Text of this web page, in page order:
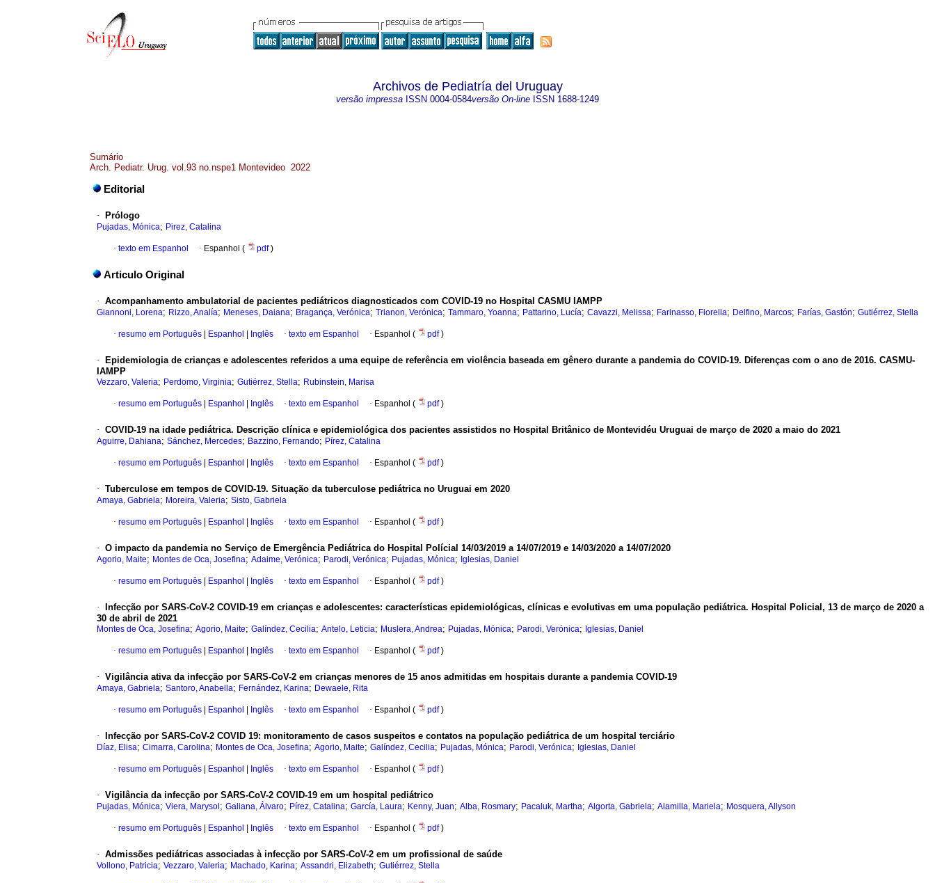
Archivos de Pediatría del Uruguay
versão impressa ISSN 0004-0584versão On-line ISSN 1688-1249
Sumário
Arch. Pediatr. Urug. vol.93 no.nspe1 Montevideo 2022
Editorial
· Prólogo
Pujadas, Mónica; Pirez, Catalina
· texto em Espanhol · Espanhol ( pdf)
Articulo Original
· Acompanhamento ambulatorial de pacientes pediátricos diagnosticados com COVID-19 no Hospital CASMU IAMPP
Giannoni, Lorena; Rizzo, Analía; Meneses, Daiana; Bragança, Verónica; Trianon, Verónica; Tammaro, Yoanna; Pattarino, Lucía; Cavazzi, Melissa; Farinasso, Fiorella; Delfino, Marcos; Farías, Gastón; Gutiérrez, Stella
· resumo em Português Espanhol Inglês · texto em Espanhol · Espanhol ( pdf)
·
Epidemiologia de crianças e adolescentes referidos a uma equipe de referência em violência baseada em gênero durante a pandemia do COVID-19. Diferenças com o ano de 2016. CASMU-
IAMPP
Vezzaro, Valeria; Perdomo, Virginia; Gutiérrez, Stella; Rubinstein, Marisa
· resumo em Português Espanhol Inglês · texto em Espanhol · Espanhol ( pdf)
· COVID-19 na idade pediátrica. Descrição clínica e epidemiológica dos pacientes assistidos no Hospital Britânico de Montevidéu Uruguai de março de 2020 a maio do 2021
Aguirre, Dahiana; Sánchez, Mercedes; Bazzino, Fernando; Pírez, Catalina
· resumo em Português Espanhol Inglês · texto em Espanhol · Espanhol ( pdf)
· Tuberculose em tempos de COVID-19. Situação da tuberculose pediátrica no Uruguai em 2020
Amaya, Gabriela; Moreira, Valeria; Sisto, Gabriela
· resumo em Português Espanhol Inglês · texto em Espanhol · Espanhol ( pdf)
· O impacto da pandemia no Serviço de Emergência Pediátrica do Hospital Polícial 14/03/2019 a 14/07/2019 e 14/03/2020 a 14/07/2020
Agorio, Maite; Montes de Oca, Josefina; Adaime, Verónica; Parodi, Verónica; Pujadas, Mónica; Iglesias, Daniel
· resumo em Português Espanhol Inglês · texto em Espanhol · Espanhol ( pdf)
·
Infecção por SARS-CoV-2 COVID-19 em crianças e adolescentes: características epidemiológicas, clínicas e evolutivas em uma população pediátrica. Hospital Policial, 13 de março de 2020 a
30 de abril de 2021
Montes de Oca, Josefina; Agorio, Maite; Galíndez, Cecilia; Antelo, Leticia; Muslera, Andrea; Pujadas, Mónica; Parodi, Verónica; Iglesias, Daniel
· resumo em Português Espanhol Inglês · texto em Espanhol · Espanhol ( pdf)
· Vigilância ativa da infecção por SARS-CoV-2 em crianças menores de 15 anos admitidas em hospitais durante a pandemia COVID-19
Amaya, Gabriela; Santoro, Anabella; Fernández, Karina; Dewaele, Rita
· resumo em Português Espanhol Inglês · texto em Espanhol · Espanhol ( pdf)
· Infecção por SARS-CoV-2 COVID 19: monitoramento de casos suspeitos e contatos na população pediátrica de um hospital terciário
Díaz, Elisa; Cimarra, Carolina; Montes de Oca, Josefina; Agorio, Maite; Galíndez, Cecilia; Pujadas, Mónica; Parodi, Verónica; Iglesias, Daniel
· resumo em Português Espanhol Inglês · texto em Espanhol · Espanhol ( pdf)
· Vigilância da infecção por SARS-CoV-2 COVID-19 em um hospital pediátrico
Pujadas, Mónica; Viera, Marysol ; Galiana, Álvaro; Pírez, Catalina; García, Laura; Kenny, Juan; Alba, Rosmary; Pacaluk, Martha; Algorta, Gabriela; Alamilla, Mariela; Mosquera, Allyson
· resumo em Português Espanhol Inglês · texto em Espanhol · Espanhol ( pdf)
· Admissões pediátricas associadas à infecção por SARS-CoV-2 em um profissional de saúde
Vollono, Patricia; Vezzaro, Valeria; Machado, Karina; Assandri, Elizabeth; Gutiérrez, Stella